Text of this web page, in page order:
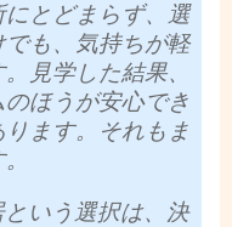
とどまらず、選
も、気持ちが軽
見学した結果、
のほうが安心でき
ます。それもま
という選択は、決